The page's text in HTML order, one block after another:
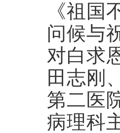
《祖
问候与
对白求
田志刚
第二医
病理科